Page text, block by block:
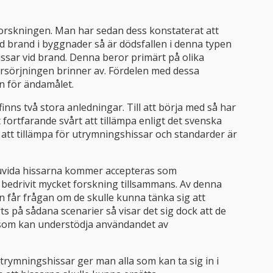
Man har sedan dess konstaterat att
i byggnader så är dödsfallen i denna typen
vid brand. Denna beror primärt på olika
brinner av. Fördelen med dessa
för ändamålet.
två stora anledningar. Till att börja med så har
fortfarande svårt att tillämpa enligt det svenska
tillämpa för utrymningshissar och standarder är
hissarna kommer accepteras som
mycket forskning tillsammans. Av denna
får frågan om de skulle kunna tänka sig att
sådana scenarier så visar det sig dock att de
kan understödja användandet av
ger man alla som kan ta sig in i